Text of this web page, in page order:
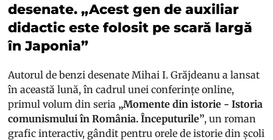
desenate. „Acest gen de auxiliar
didactic este folosit pe scară largă
în Japonia”
Autorul de benzi desenate Mihai I. Grăjdeanu a lansat
în această lună, în cadrul unei conferințe online,
primul volum din seria „Momente din istorie - Istoria
comunismului în România. Începuturile”, un roman
grafic interactiv, gândit pentru orele de istorie din școli